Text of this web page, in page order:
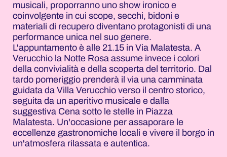
musicali, proporranno uno show ironico e
coinvolgente in cui scope, secchi, bidoni e
materiali di recupero diventano protagonisti di una
performance unica nel suo genere.
L'appuntamento è alle 21.15 in Via Malatesta. A
Verucchio la Notte Rosa assume invece i colori
della convivialità e della scoperta del territorio. Dal
tardo pomeriggio prenderà il via una camminata
guidata da Villa Verucchio verso il centro storico,
seguita da un aperitivo musicale e dalla
suggestiva Cena sotto le stelle in Piazza
Malatesta. Un'occasione per assaporare le
eccellenze gastronomiche locali e vivere il borgo in
un'atmosfera rilassata e autentica.